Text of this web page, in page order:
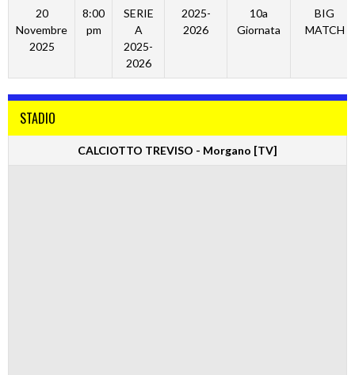
20
Novembre
2025
8:00
pm
SERIE
A
2025-
2026
2025-
2026
10a
Giornata
BIG
MATCH
STADIO
CALCIOTTO TREVISO - Morgano [TV]